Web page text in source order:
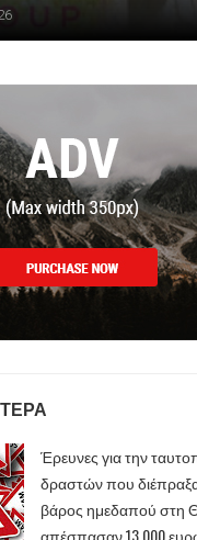
Έρευνες για την
δραστών που
βάρος ημεδαπού στη
απέσπασαν 13.000